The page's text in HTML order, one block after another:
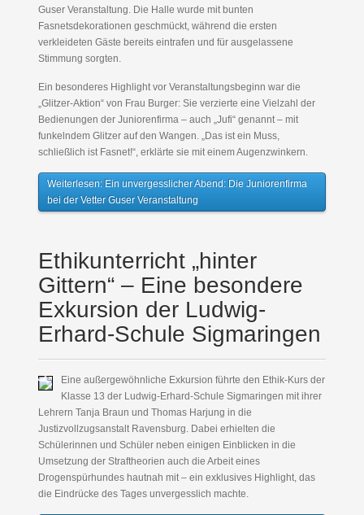
Guser Veranstaltung. Die Halle wurde mit bunten
Fasnetsdekorationen geschmückt, während die ersten
verkleideten Gäste bereits eintrafen und für ausgelassene
Stimmung sorgten.
Ein besonderes Highlight vor Veranstaltungsbeginn war die
„Glitzer-Aktion“ von Frau Burger: Sie verzierte eine Vielzahl der
Bedienungen der Juniorenfirma – auch „Jufi“ genannt – mit
funkelndem Glitzer auf den Wangen. „Das ist ein Muss,
schließlich ist Fasnet!“, erklärte sie mit einem Augenzwinkern.
Weiterlesen: Ein unvergesslicher Abend: Die Juniorenfirma
bei der Vetter Guser Veranstaltung
Ethikunterricht „hinter
Gittern“ – Eine besondere
Exkursion der Ludwig-
Erhard-Schule Sigmaringen
Eine außergewöhnliche Exkursion führte den Ethik-Kurs der
Klasse 13 der Ludwig-Erhard-Schule Sigmaringen mit ihrer
Lehrern Tanja Braun und Thomas Harjung in die
Justizvollzugsanstalt Ravensburg. Dabei erhielten die
Schülerinnen und Schüler neben einigen Einblicken in die
Umsetzung der Straftheorien auch die Arbeit eines
Drogenspürhundes hautnah mit – ein exklusives Highlight, das
die Eindrücke des Tages unvergesslich machte.